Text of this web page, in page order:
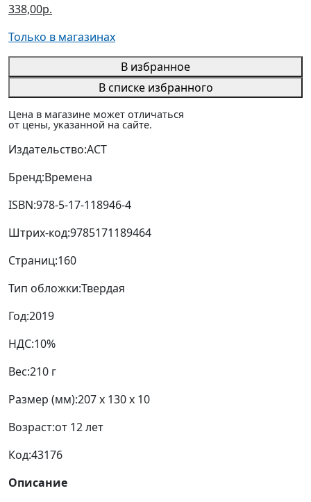
338,00р.
Только в магазинах
В избранное
В списке избранного
Цена в магазине может отличаться
от цены, указанной на сайте.
Издательство:АСТ
Бренд:Времена
ISBN:978-5-17-118946-4
Штрих-код:9785171189464
Страниц:160
Тип обложки:Твердая
Год:2019
НДС:10%
Вес:210 г
Размер (мм):207 x 130 x 10
Возраст:от 12 лет
Код:43176
Описание